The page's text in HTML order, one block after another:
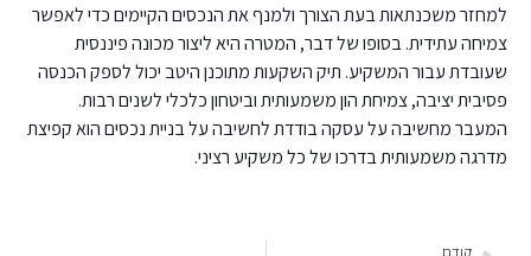
למחזר משכנתאות בעת הצורך ולמנף את הנכסים הקיימים כדי לאפשר
צמיחה עתידית. בסופו של דבר, המטרה היא ליצור מכונה פיננסית
שעובדת עבור המשקיע. תיק השקעות מתוכנן היטב יכול לספק הכנסה
פסיבית יציבה, צמיחת הון משמעותית וביטחון כלכלי לשנים רבות.
המעבר מחשיבה על עסקה בודדת לחשיבה על בניית נכסים הוא קפיצת
מדרגה משמעותית בדרכו של כל משקיע רציני.
קודם